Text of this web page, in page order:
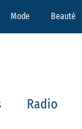
Mode Beauté
Radio